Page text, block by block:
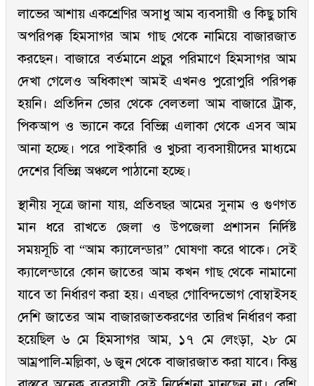
লাভের আশায় একশ্রেণির অসাধু আম ব্যবসায়ী ও কিছু চাষি
অপরিপক্ক হিমসাগর আম গাছ থেকে নামিয়ে বাজারজাত
করছেন। বাজারে বর্তমানে প্রচুর পরিমাণে হিমসাগর আম
দেখা গেলেও অধিকাংশ আমই এখনও পুরোপুরি পরিপক্ক
হয়নি। প্রতিদিন ভোর থেকে বেলতলা আম বাজারে ট্রাক,
পিকআপ ও ভ্যানে করে বিভিন্ন এলাকা থেকে এসব আম
আনা হচ্ছে। পরে পাইকারি ও খুচরা ব্যবসায়ীদের মাধ্যমে
দেশের বিভিন্ন অঞ্চলে পাঠানো হচ্ছে।
স্থানীয় সূত্রে জানা যায়, প্রতিবছর আমের সুনাম ও গুণগত
মান ধরে রাখতে জেলা ও উপজেলা প্রশাসন নির্দিষ্ট
সময়সূচি বা “আম ক্যালেন্ডার” ঘোষণা করে থাকে। সেই
ক্যালেন্ডারে কোন জাতের আম কখন গাছ থেকে নামানো
যাবে তা নির্ধারণ করা হয়। এবছর গোবিন্দভোগ বোম্বাইসহ
দেশি জাতের আম বাজারজাতকরণের তারিখ নির্ধারণ করা
হয়েছিল ৬ মে হিমসাগর আম, ১৭ মে লেংড়া, ২৮ মে
আম্রপালি-মল্লিকা, ৬ জুন থেকে বাজারজাত করা যাবে। কিন্তু